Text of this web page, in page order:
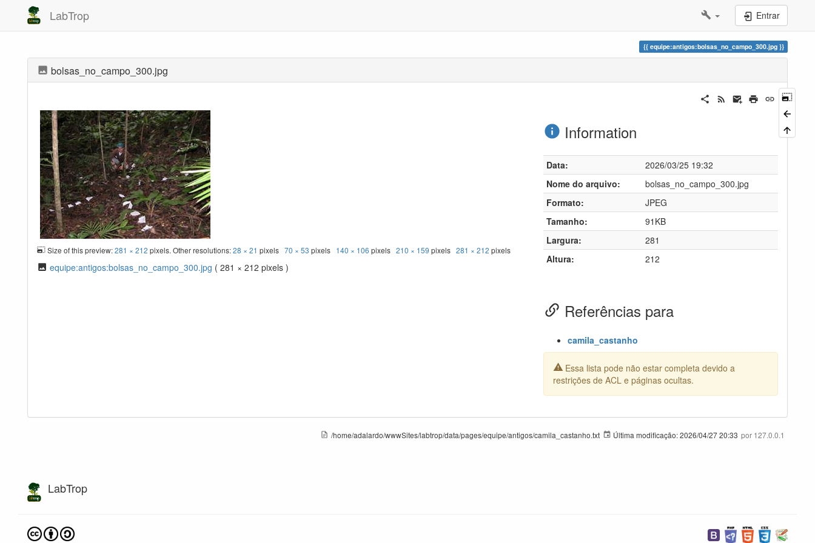
LabTrop Entrar
equipe:antigos:bolsas_no_campo_300.jpg
bolsas_no_campo_300.jpg
Size of this preview:281 × 212 pixels. Other resolutions:28 × 21 pixels70 × 53 pixels 140 × 106 pixels210 × 159 pixels281 × 212 pixels
equipe:antigos:bolsas_no_campo_300.jpg ( 281 × 212 pixels )
Information
Data:
2026/03/25 19:32
Nome do arquivo:
bolsas_no_campo_300.jpg
Formato:
JPEG
Tamanho:
91KB
Largura:
281
Altura:
212
Referências para
camila_castanho
Essa lista pode não estar completa devido a
restrições de ACL e páginas ocultas.
/home/adalardo/wwwSites/labtrop/data/pages/equipe/antigos/camila_castanho.txt Última modificação:2026/04/27 20:33 por 127.0.0.1
LabTrop